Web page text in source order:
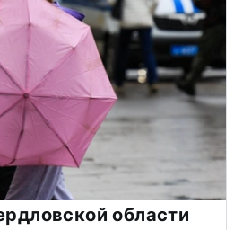
области